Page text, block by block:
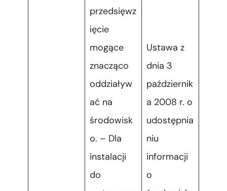
przedsięwz
ięcie
mogące
znacząco
oddziaływ
ać na
środowisk
o. – Dla
instalacji
do
Ustawa z
dnia 3
październik
a 2008 r. o
udostępnia
niu
informacji
o